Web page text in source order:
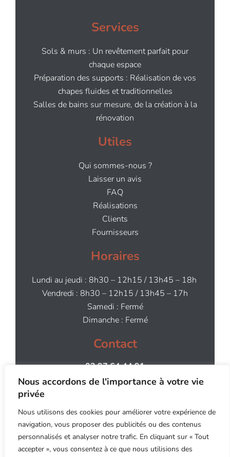
Nous accordons de l'importance à votre vie
privée
Nous utilisons des cookies pour améliorer votre expérience de
navigation, vous proposer des publicités ou des contenus
personnalisés et analyser notre trafic. En cliquant sur « Tout
accepter », vous consentez à ce que nous utilisions des
Services
Sols & murs : Un revêtement parfait pour
chaque espace
Préparation des supports : Réalisation de vos
chapes fluides et traditionnelles
Salles de bains sur mesure, de la création à la
rénovation
Utiles
Qui sommes-nous ?
Laisser un avis
FAQ
Réalisations
Clients
Fournisseurs
Horaires
Lundi au jeudi : 8h30 – 12h15 / 13h45 – 18h
Vendredi : 8h30 – 12h15 / 13h45 – 17h
Samedi : Fermé
Dimanche : Fermé
Contact
02 97 64 44 91
contact@aog.bzh
Copyright ©2026 An Oriant Sols - Site internet